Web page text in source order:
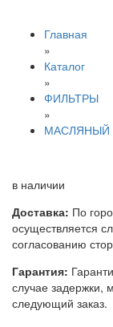
Главная
»
Каталог
»
ФИЛЬТРЫ
»
МАСЛЯНЫЙ
в наличии
Доставка: По
осуществляется
согласованию
Гарантия:
случае задержки,
следующий заказ.